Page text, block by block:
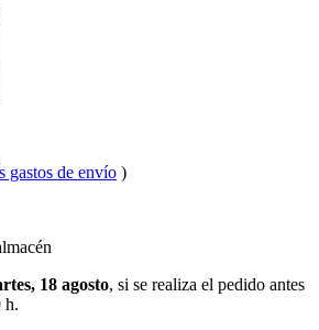
gastos de envío )
18 agosto, si se realiza el pedido antes
h.